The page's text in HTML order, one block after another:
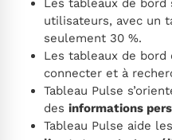
Les tableaux de
utilisateurs, avec un
seulement 30 %.
Les tableaux de
connecter et à
Tableau Pulse
des informations
Tableau Pulse aide